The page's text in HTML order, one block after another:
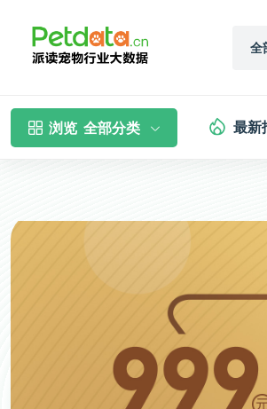
全
浏览 全部分类 最新